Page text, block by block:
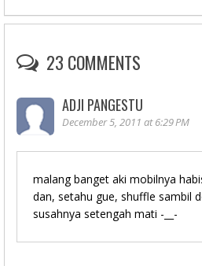
23 COMMENTS
ADJI PANGESTU
December 5, 2011 at 6:29 PM
malang banget aki mobilnya
dan, setahu gue, shuffle sambil
susahnya setengah mati -__-